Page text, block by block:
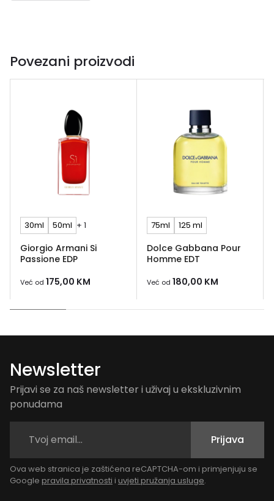
Povezani proizvodi
30ml 50ml + 1
Giorgio Armani Si
Passione EDP
Već od 175,00 KM
75ml 125 ml
Dolce Gabbana Pour
Homme EDT
Već od 180,00 KM
Newsletter
Prijavi se za naš newsletter i uživaj u ekskluzivnim
ponudama
Prijava
Ova web stranica je zaštićena reCAPTCHA-om i primjenjuju se
Google pravila privatnosti i uvjeti pružanja usluge.